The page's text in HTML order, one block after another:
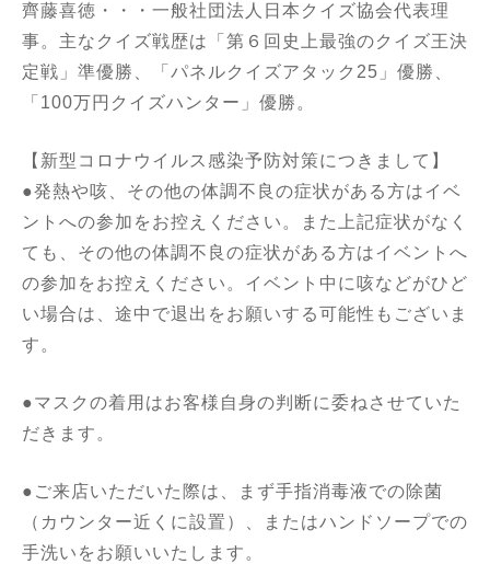
齊藤喜徳・・・一般社団法人日本クイズ協会代表理
事。主なクイズ戦歴は「第６回史上最強のクイズ王決
定戦」準優勝、「パネルクイズアタック25」優勝、
「100万円クイズハンター」優勝。
【新型コロナウイルス感染予防対策につきまして】
●発熱や咳、その他の体調不良の症状がある方はイベ
ントへの参加をお控えください。また上記症状がなく
ても、その他の体調不良の症状がある方はイベントへ
の参加をお控えください。イベント中に咳などがひど
い場合は、途中で退出をお願いする可能性もございま
す。
●マスクの着用はお客様自身の判断に委ねさせていた
だきます。
●ご来店いただいた際は、まず手指消毒液での除菌
（カウンター近くに設置）、またはハンドソープでの
手洗いをお願いいたします。